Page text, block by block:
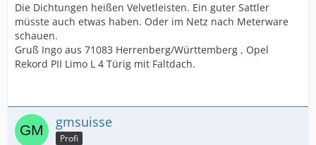
Die Dichtungen heißen Velvetleisten. Ein guter Sattler
müsste auch etwas haben. Oder im Netz nach Meterware
schauen.
Gruß Ingo aus 71083 Herrenberg/Württemberg , Opel
Rekord PII Limo L 4 Türig mit Faltdach.
gmsuisse
Profi